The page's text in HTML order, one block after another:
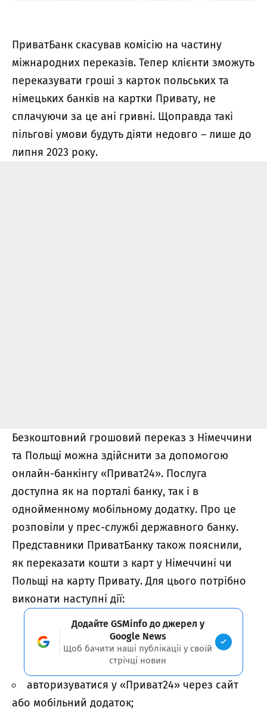
ПриватБанк скасував комісію на частину
міжнародних переказів. Тепер клієнти зможуть
переказувати гроші з карток польських та
німецьких банків на картки Привату, не
сплачуючи за це ані гривні. Щоправда такі
пільгові умови будуть діяти недовго – лише до
липня 2023 року.
Безкоштовний грошовий переказ з Німеччини
та Польщі можна здійснити за допомогою
онлайн-банкінгу «Приват24». Послуга
доступна як на порталі банку, так і в
однойменному мобільному додатку. Про це
розповіли у прес-службі державного банку.
Представники ПриватБанку також пояснили,
як переказати кошти з карт у Німеччині чи
Польщі на карту Привату. Для цього потрібно
виконати наступні дії:
Додайте GSMinfo до джерел у
Google News
Щоб бачити наші публікації у своїй
стрічці новин
авторизуватися у «Приват24» через сайт
або мобільний додаток;